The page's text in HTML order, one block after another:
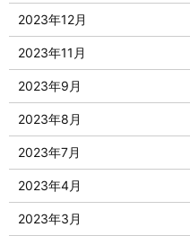
2023年12月
2023年11月
2023年9月
2023年8月
2023年7月
2023年4月
2023年3月